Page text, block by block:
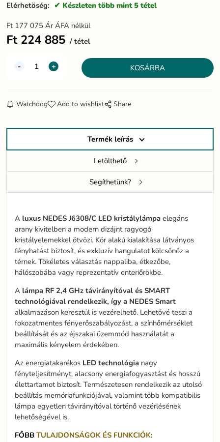
Elérhetöség: Készleten több mint 5 tétel
Ft 177 075 Ár ÁFA nélkül
Ft 224 885 tétel
Watchdog Add to wishlist Share
Termék leírás
Letölthető
Segíthetünk?
A luxus NEDES J6308/C LED kristálylámpa elegáns
arany kivitelben a modern dizájnt ragyogó
kristályelemekkel ötvözi. Kör alakú kialakítása látványos
fényhatást biztosít, és exkluzív hangulatot kölcsönöz a
térnek. Tökéletes választás nappaliba, étkezőbe,
hálószobába vagy reprezentatív enteriőrökbe.
A lámpa RF 2,4 GHz távirányítóval és SMART
technológiával rendelkezik, így a NEDES Smart
alkalmazáson keresztül is vezérelhető. Lehetővé teszi a
fokozatmentes fényerőszabályozást, a színhőmérséklet
beállítását és az éjszakai üzemmód használatát a
maximális kényelem érdekében.
Az energiatakarékos LED technológia nagy
fényteljesítményt, alacsony energiafogyasztást és hosszú
élettartamot biztosít. Természetesen rendelkezik az utolsó
beállítás memóriafunkciójával, valamint több kompatibilis
lámpa egyetlen távirányítóval történő vezérlésének
lehetőségével is.
FŐBB TULAJDONSÁGOK ÉS FUNKCIÓK: